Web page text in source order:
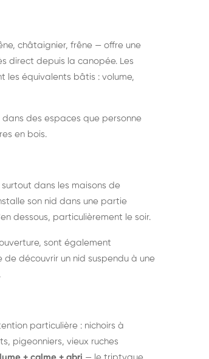
châtaignier, frêne — offre une
direct depuis la canopée. Les
les équivalents bâtis : volume,
des espaces que personne
en bois.
dans les maisons de
son nid dans une partie
dessous, particulièrement le soir.
sont également
découvrir un nid suspendu à une
particulière : nichoirs à
pigeonniers, vieux ruches